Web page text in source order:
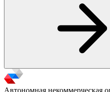
Автономная некоммерческая